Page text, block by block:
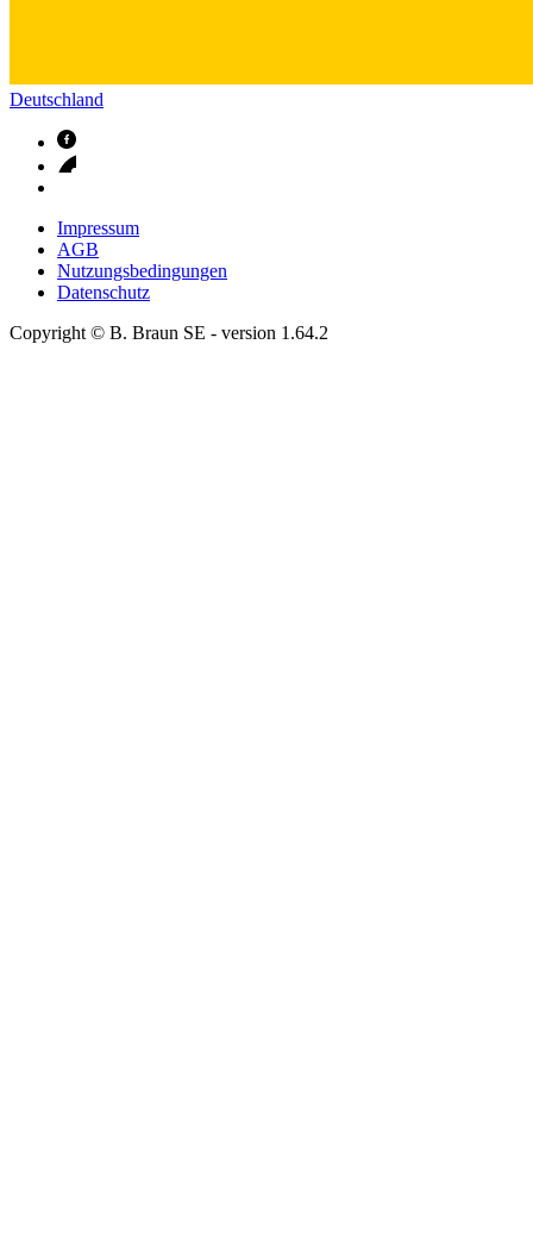
Deutschland
Impressum
AGB
Nutzungsbedingungen
Datenschutz
Copyright © B. Braun SE - version 1.64.2